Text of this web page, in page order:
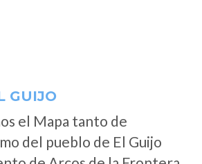
GUIJO
el Mapa tanto de
del pueblo de El Guijo